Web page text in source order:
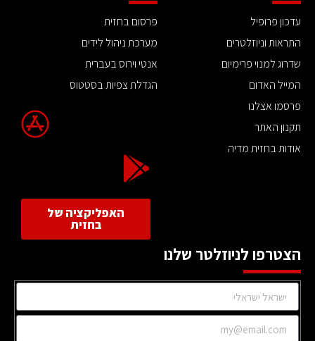
עדכון פרופיל
התראות וניוזלטרים
שדרוג למנוי פרימיום
המייל האדום
פרסמו אצלנו
תקנון האתר
אודות בחזית מדיה
פרסום בחזית
מערכת ניהול לידים
אנטי וירוס בעברית
הגדלת צפיות בסטטוס
האפליקציה של
בחזית
הצטרפו לניוזלטר שלנו